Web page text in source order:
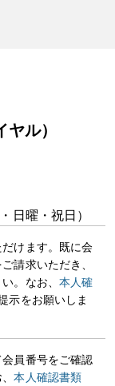
ル）
日曜・祝日）
けます。既に会
請求いただき、
。なお、 本人確
示をお願いしま
員番号をご確認
、本人確認書類